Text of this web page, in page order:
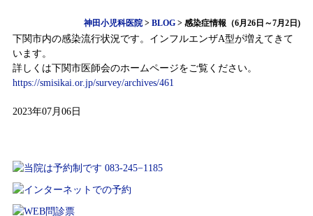
神田小児科医院 >BLOG >感染症情報（6月26日～7月2日)
下関市内の感染流行状況です。インフルエンザA型が増えてきて
います。
詳しくは下関市医師会のホームページをご覧ください。
https://smisikai.or.jp/survey/archives/461
2023年07月06日